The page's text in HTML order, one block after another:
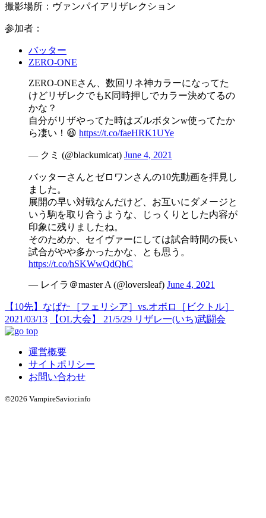
撮影場所：ヴァンパイアリザレクション
参加者：
バッター
ZERO-ONE
ZERO-ONEさん、数回リネ神カラーになってた
けどリザレクでもK同時押しでカラー決めてるの
かな？
自分がリザやってた時はズルボタンw使ってたか
ら凄い！😆 https://t.co/faeHRK1UYe
— クミ (@blackumicat) June 4, 2021
バッターさんとゼロワンさんの10先動画を拝見し
ました。
展開の早い対戦なんだけど、お互いにダメージと
いう駒を取り合うような、じっくりとした内容が
印象に残りましたね。
そのためか、セイヴァーにしては試合時間の長い
試合がやや多かったかな、とも思う。
https://t.co/hSKWwQdQhC
— レイラ＠master A (@loversleaf) June 4, 2021
【10先】なぱた［フェリシア］vs.オボロ［ビクトル］
2021/03/13
【OL大会】 21/5/29 リザレ一(いち)武闘会
運営概要
サイトポリシー
お問い合わせ
©2026 VampireSavior.info